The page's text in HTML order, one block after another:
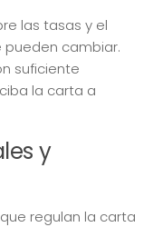
las tasas y el
cambiar.
suficiente
la carta a
y
regulan la carta